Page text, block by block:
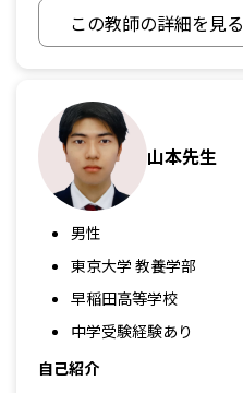
この教師の詳細を見る
山本先生
男性
東京大学 教養学部
早稲田高等学校
中学受験経験あり
自己紹介